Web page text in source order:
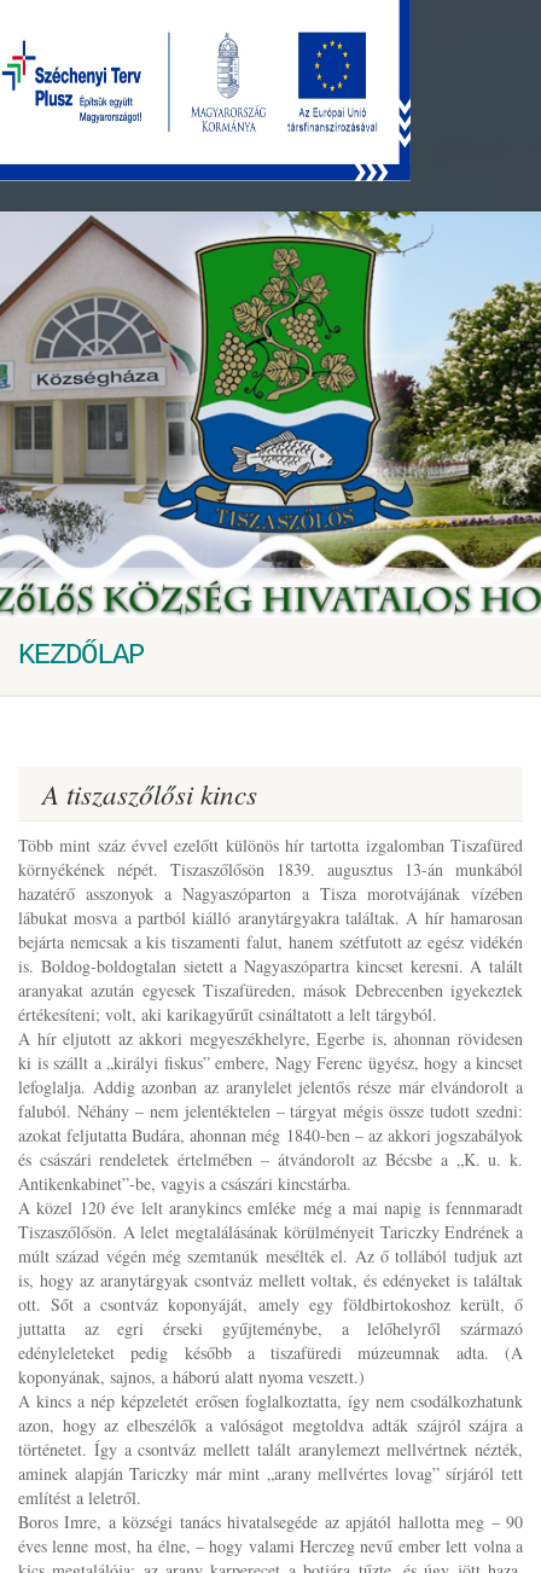
KEZDŐLAP
A tiszaszőlősi kincs
Több mint száz évvel ezelőtt különös hír tartotta izgalomban Tiszafüred
környékének népét. Tiszaszőlősön 1839. augusztus 13-án munkából
hazatérő asszonyok a Nagyaszóparton a Tisza morotvájának vízében
lábukat mosva a partból kiálló aranytárgyakra találtak. A hír hamarosan
bejárta nemcsak a kis tiszamenti falut, hanem szétfutott az egész vidékén
is. Boldog-boldogtalan sietett a Nagyaszópartra kincset keresni. A talált
aranyakat azután egyesek Tiszafüreden, mások Debrecenben igyekeztek
értékesíteni; volt, aki karikagyűrűt csináltatott a lelt tárgyból.
A hír eljutott az akkori megyeszékhelyre, Egerbe is, ahonnan rövidesen
ki is szállt a „királyi fiskus” embere, Nagy Ferenc ügyész, hogy a kincset
lefoglalja. Addig azonban az aranylelet jelentős része már elvándorolt a
faluból. Néhány – nem jelentéktelen – tárgyat mégis össze tudott szedni:
azokat feljutatta Budára, ahonnan még 1840-ben – az akkori jogszabályok
és császári rendeletek értelmében – átvándorolt az Bécsbe a „K. u. k.
Antikenkabinet”-be, vagyis a császári kincstárba.
A közel 120 éve lelt aranykincs emléke még a mai napig is fennmaradt
Tiszaszőlősön. A lelet megtalálásának körülményeit Tariczky Endrének a
múlt század végén még szemtanúk mesélték el. Az ő tollából tudjuk azt
is, hogy az aranytárgyak csontváz mellett voltak, és edényeket is találtak
ott. Sőt a csontváz koponyáját, amely egy földbirtokoshoz került, ő
juttatta az egri érseki gyűjteménybe, a lelőhelyről származó
edényleleteket pedig később a tiszafüredi múzeumnak adta. (A
koponyának, sajnos, a háború alatt nyoma veszett.)
A kincs a nép képzeletét erősen foglalkoztatta, így nem csodálkozhatunk
azon, hogy az elbeszélők a valóságot megtoldva adták szájról szájra a
történetet. Így a csontváz mellett talált aranylemezt mellvértnek nézték,
aminek alapján Tariczky már mint „arany mellvértes lovag” sírjáról tett
említést a leletről.
Boros Imre, a községi tanács hivatalsegéde az apjától hallotta meg – 90
éves lenne most, ha élne, – hogy valami Herczeg nevű ember lett volna a